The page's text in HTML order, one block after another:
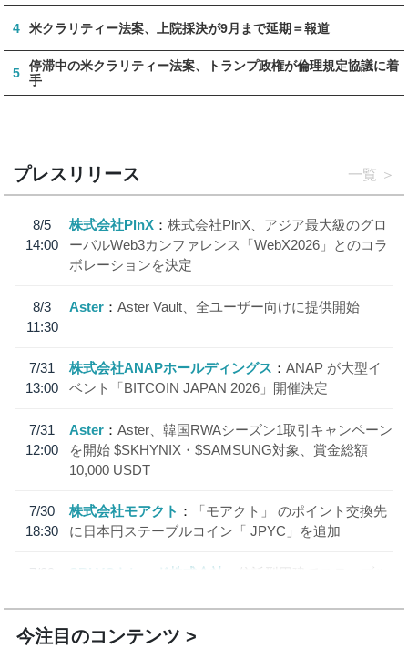
4 米クラリティー法案、上院採決が9月まで延期＝報道
5
停滞中の米クラリティー法案、トランプ政権が倫理規定協議に着
手
プレスリリース 一覧
8/5
14:00
株式会社PlnX
株式会社PlnX、アジア最大級のグロ
ーバルWeb3カンファレンス「WebX2026」とのコラ
ボレーションを決定
8/3
11:30
Aster Aster Vault、全ユーザー向けに提供開始
7/31
13:00
株式会社ANAPホールディングス
ANAP が大型イ
ベント「BITCOIN JAPAN 2026」開催決定
7/31
12:00
Aster
Aster、韓国RWAシーズン1取引キャンペーン
を開始 $SKHYNIX・$SAMSUNG対象、賞金総額
10,000 USDT
7/30
18:30
株式会社モアクト
「モアクト」 のポイント交換先
に日本円ステーブルコイン「 JPYC」を追加
7/29
SBI VCトレード株式会社
信託型円建てステーブル
今注目のコンテンツ